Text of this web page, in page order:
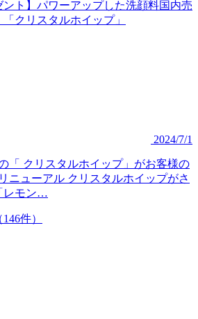
ント】パワーアップした洗顔料国内売
クリスタルホイップ」
2024/7/1
「 クリスタルホイップ」がお客様の
ニューアル クリスタルホイップがさ
レモン…
146件）